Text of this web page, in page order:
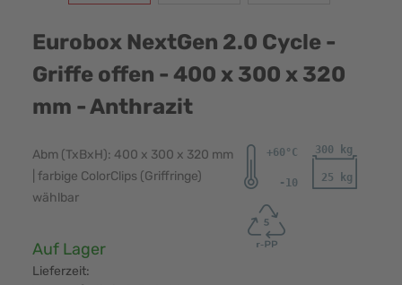
Eurobox NextGen 2.0 Cycle -
Griffe offen - 400 x 300 x 320
mm - Anthrazit
Abm (TxBxH): 400 x 300 x 320 mm
| farbige ColorClips (Griffringe)
wählbar
Verfügbarkeit:
Auf Lager
Lieferzeit: